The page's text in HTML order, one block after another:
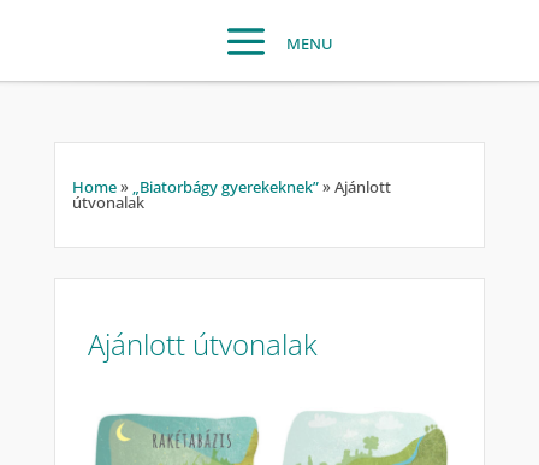
Home» „Biatorbágy gyerekeknek”» Ajánlott
útvonalak
Ajánlott útvonalak